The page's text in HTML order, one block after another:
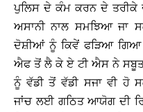
ਪੁਲਿਸ ਦੇ ਕੰਮ ਕਰਨ ਦੇ ਤਰੀਕੇ
ਅਸਾਨੀ ਨਾਲ ਸਮਝਿਆ ਜਾ
ਦੋਸ਼ੀਆਂ ਨੂੰ ਕਿਵੇਂ ਫੜਿਆ ਗਿਆ
ਐਫ ਤੋਂ ਲੈ ਕੇ ਏ ਟੀ ਐਸ ਨੇ
ਨੂੰ ਵੱਡੀ ਤੋਂ ਵੱਡੀ ਸਜਾ ਵੀ ਹੋ
ਜਾਂਚ ਲਈ ਗਠਿਤ ਆਯੋਗ ਦੀ